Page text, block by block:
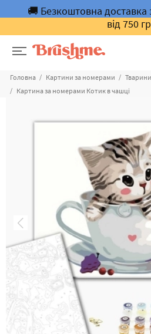
🚚 Безкоштовна доставка
від 750
Головна Картини за номерами
Картина за номерами Котик в чашці